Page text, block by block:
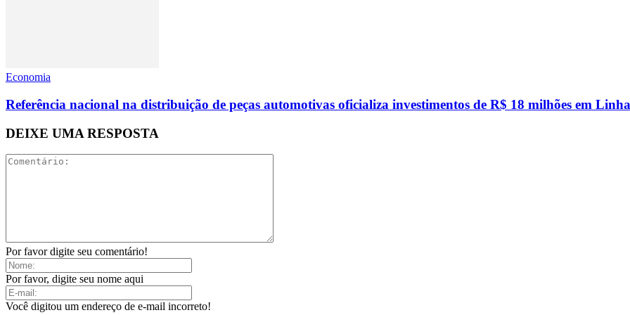
Economia
Referência nacional na distribuição de peças automotivas oficializa investimentos de R$ 18 milhões em
DEIXE UMA RESPOSTA
Por favor digite seu comentário!
Por favor, digite seu nome aqui
Você digitou um endereço de e-mail incorreto!